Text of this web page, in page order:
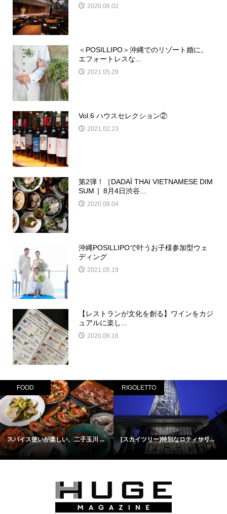
2020.06.02
＜POSILLIPO＞沖縄でのリゾート婚に。
エフォートレスな...
2021.05.29
Vol.6 ハウスセレクション②
2021.02.23
第2弾！［DADAÏ THAI VIETNAMESE DIM
SUM ］8月4日渋谷...
2020.08.04
沖縄POSILLIPOで叶うお子様参加型ウェ
ディング
2021.05.19
【レストランが文化を創る】ワインをカジ
ュアルに楽し...
2020.06.16
FOOD
スパイス使いが楽しい、二子玉川 ...
RIGOLETTO
[スカイツリー]特別なロティサリ...